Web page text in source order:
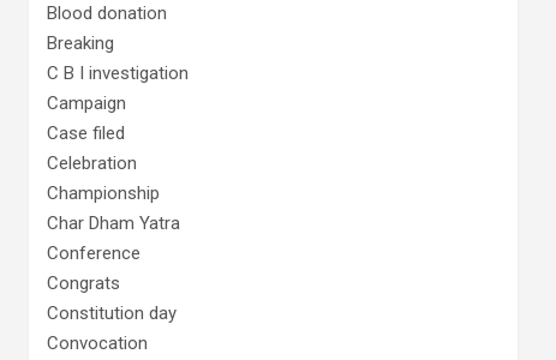
Blood donation
Breaking
C B I investigation
Campaign
Case filed
Celebration
Championship
Char Dham Yatra
Conference
Congrats
Constitution day
Convocation